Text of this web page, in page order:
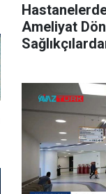
Ameliyat